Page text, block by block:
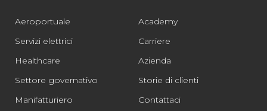
Aeroportuale
Servizi elettrici
Healthcare
Settore governativo
Manifatturiero
Academy
Carriere
Azienda
Storie di clienti
Contattaci